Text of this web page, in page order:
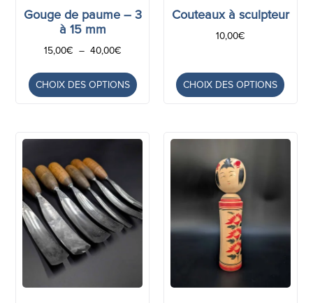
Gouge de paume – 3
à 15 mm
15,00€ – 40,00€
CHOIX DES OPTIONS
Couteaux à sculpteur
10,00€
CHOIX DES OPTIONS